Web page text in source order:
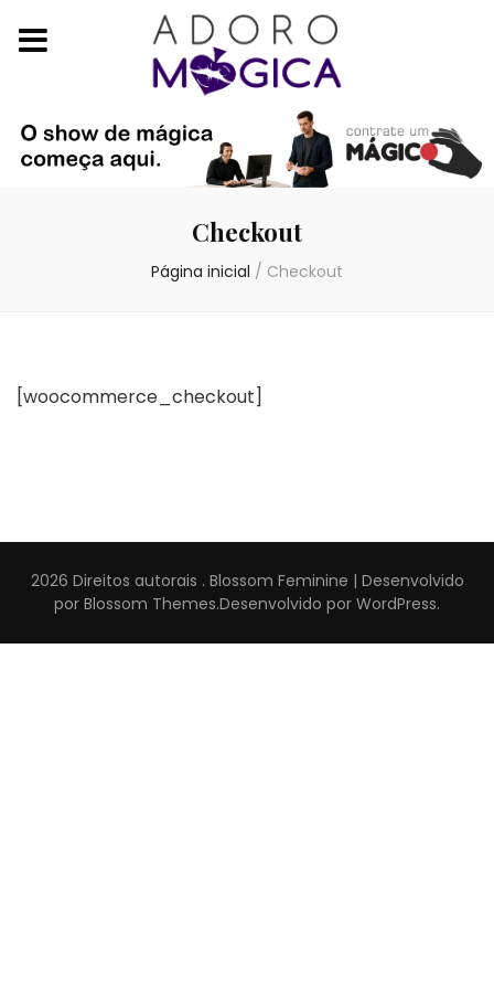
Checkout
Página inicial / Checkout
[woocommerce_checkout]
2026 Direitos autorais . Blossom Feminine | Desenvolvido
por Blossom Themes.Desenvolvido por WordPress.